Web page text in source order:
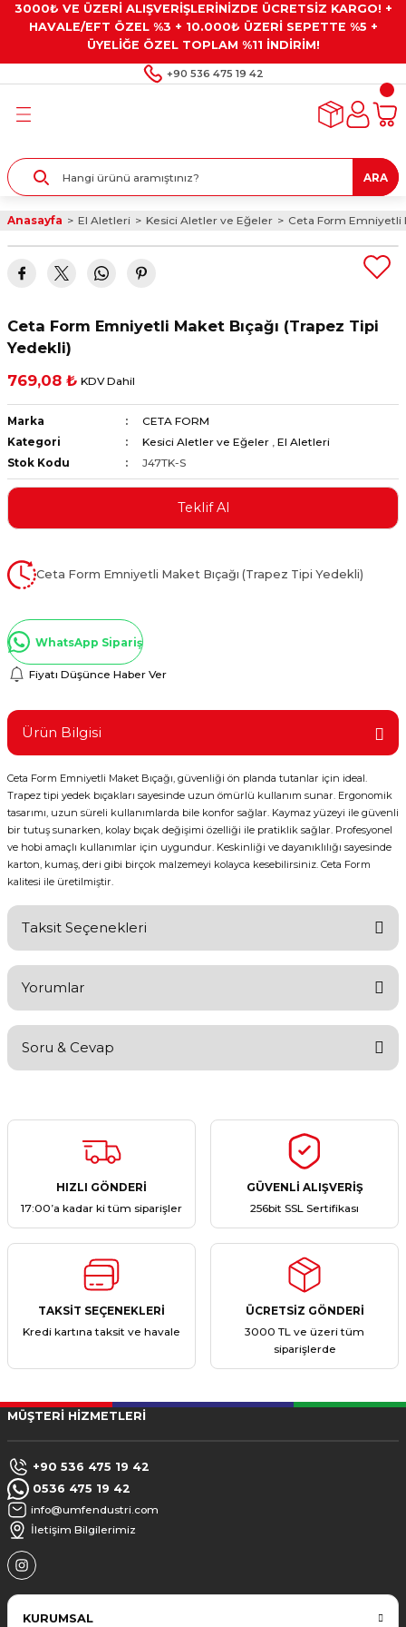
3000₺ VE ÜZERİ ALIŞVERİŞLERİNİZDE ÜCRETSİZ KARGO! +
HAVALE/EFT ÖZEL %3 + 10.000₺ ÜZERİ SEPETTE %5 +
ÜYELİĞE ÖZEL TOPLAM %11 İNDİRİM!
+90 536 475 19 42
Geri Dön
Kaplamalar
Geri Dön
Geri Dön
Gresler
Geri Dön
Alet Setleri
ve Multimetreler
ve Penseler
Geri Dön
Taşları ve
ARA
Anasayfa El Aletleri Kesici Aletler ve Eğeler Ceta Form Emniyetli
Ceta Form Emniyetli Maket Bıçağı (Trapez Tipi
Yedekli)
769,08 ₺ KDV Dahil
Marka
CETA FORM
Kategori
Kesici Aletler ve Eğeler , El Aletleri
Stok Kodu
J47TK-S
Teklif Al
Ceta Form Emniyetli Maket Bıçağı (Trapez Tipi Yedekli)
WhatsApp Sipariş
Fiyatı Düşünce Haber Ver
Ürün Bilgisi
Ceta Form Emniyetli Maket Bıçağı, güvenliği ön planda tutanlar için ideal.
Trapez tipi yedek bıçakları sayesinde uzun ömürlü kullanım sunar. Ergonomik
tasarımı, uzun süreli kullanımlarda bile konfor sağlar. Kaymaz yüzeyi ile güvenli
bir tutuş sunarken, kolay bıçak değişimi özelliği ile pratiklik sağlar. Profesyonel
ve hobi amaçlı kullanımlar için uygundur. Keskinliği ve dayanıklılığı sayesinde
karton, kumaş, deri gibi birçok malzemeyi kolayca kesebilirsiniz. Ceta Form
kalitesi ile üretilmiştir.
Taksit Seçenekleri
Yorumlar
Yorum Yaz
Soru & Cevap
Ürün hakkında henüz soru sorulmamış.
HIZLI GÖNDERİ
17:00’a kadar ki tüm siparişler
GÜVENLİ ALIŞVERİŞ
256bit SSL Sertifikası
TAKSİT SEÇENEKLERİ
Kredi kartına taksit ve havale
ÜCRETSİZ GÖNDERİ
3000 TL ve üzeri tüm
siparişlerde
MÜŞTERİ HİZMETLERİ
+90 536 475 19 42
0536 475 19 42
info@umfendustri.com
İletişim Bilgilerimiz
KURUMSAL